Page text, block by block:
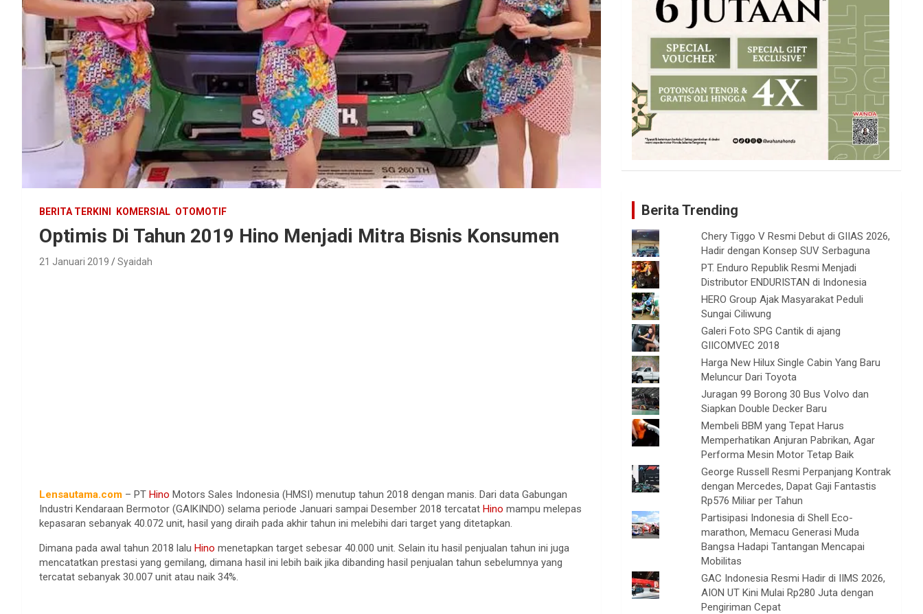
BERITA TERKINI KOMERSIAL OTOMOTIF
Optimis Di Tahun 2019 Hino Menjadi Mitra Bisnis Konsumen
21 Januari 2019 Syaidah
Lensautama.com – PT Hino Motors Sales Indonesia (HMSI) menutup tahun 2018 dengan manis. Dari data Gabungan
Industri Kendaraan Bermotor (GAIKINDO) selama periode Januari sampai Desember 2018 tercatat Hino mampu melepas
kepasaran sebanyak 40.072 unit, hasil yang diraih pada akhir tahun ini melebihi dari target yang ditetapkan.
Dimana pada awal tahun 2018 lalu Hino menetapkan target sebesar 40.000 unit. Selain itu hasil penjualan tahun ini juga
mencatatkan prestasi yang gemilang, dimana hasil ini lebih baik jika dibanding hasil penjualan tahun sebelumnya yang
tercatat sebanyak 30.007 unit atau naik 34%.
Berita Trending
Chery Tiggo V Resmi Debut di GIIAS 2026,
Hadir dengan Konsep SUV Serbaguna
PT. Enduro Republik Resmi Menjadi
Distributor ENDURISTAN di Indonesia
HERO Group Ajak Masyarakat Peduli
Sungai Ciliwung
Galeri Foto SPG Cantik di ajang
GIICOMVEC 2018
Harga New Hilux Single Cabin Yang Baru
Meluncur Dari Toyota
Juragan 99 Borong 30 Bus Volvo dan
Siapkan Double Decker Baru
Membeli BBM yang Tepat Harus
Memperhatikan Anjuran Pabrikan, Agar
Performa Mesin Motor Tetap Baik
George Russell Resmi Perpanjang Kontrak
dengan Mercedes, Dapat Gaji Fantastis
Rp576 Miliar per Tahun
Partisipasi Indonesia di Shell Eco-
marathon, Memacu Generasi Muda
Bangsa Hadapi Tantangan Mencapai
Mobilitas
GAC Indonesia Resmi Hadir di IIMS 2026,
AION UT Kini Mulai Rp280 Juta dengan
Pengiriman Cepat